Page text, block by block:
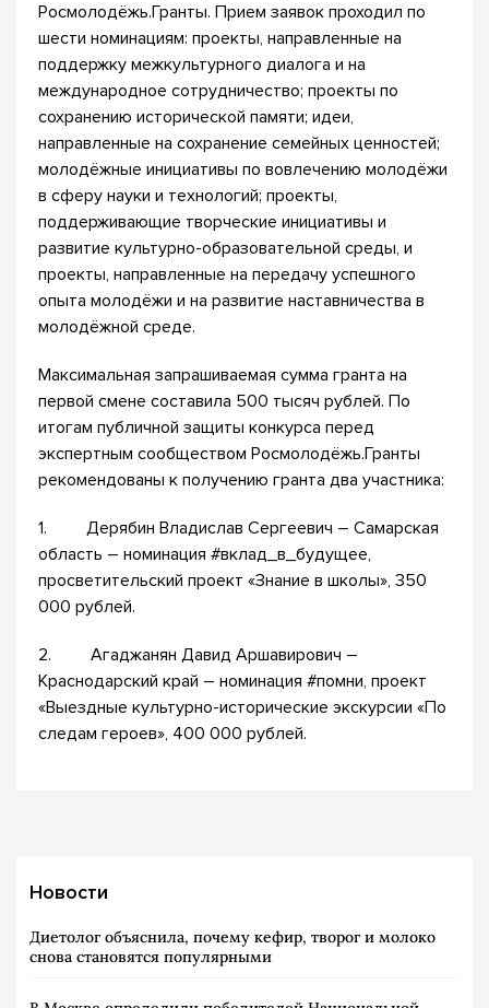
Росмолодёжь.Гранты. Прием заявок проходил по
шести номинациям: проекты, направленные на
поддержку межкультурного диалога и на
международное сотрудничество; проекты по
сохранению исторической памяти; идеи,
направленные на сохранение семейных ценностей;
молодёжные инициативы по вовлечению молодёжи
в сферу науки и технологий; проекты,
поддерживающие творческие инициативы и
развитие культурно-образовательной среды, и
проекты, направленные на передачу успешного
опыта молодёжи и на развитие наставничества в
молодёжной среде.
Максимальная запрашиваемая сумма гранта на
первой смене составила 500 тысяч рублей. По
итогам публичной защиты конкурса перед
экспертным сообществом Росмолодёжь.Гранты
рекомендованы к получению гранта два участника:
1. Дерябин Владислав Сергеевич – Самарская
область – номинация #вклад_в_будущее,
просветительский проект «Знание в школы», 350
000 рублей.
2. Агаджанян Давид Аршавирович –
Краснодарский край – номинация #помни, проект
«Выездные культурно-исторические экскурсии «По
следам героев», 400 000 рублей.
Новости
Диетолог объяснила, почему кефир, творог и молоко
снова становятся популярными